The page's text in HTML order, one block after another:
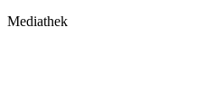
Mediathek